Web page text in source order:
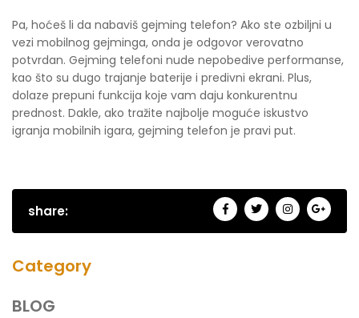
Pa, hoćeš li da nabaviš gejming telefon? Ako ste ozbiljni u
vezi mobilnog gejminga, onda je odgovor verovatno
potvrdan. Gejming telefoni nude nepobedive performanse,
kao što su dugo trajanje baterije i predivni ekrani. Plus,
dolaze prepuni funkcija koje vam daju konkurentnu
prednost. Dakle, ako tražite najbolje moguće iskustvo
igranja mobilnih igara, gejming telefon je pravi put.
share:
Category
BLOG